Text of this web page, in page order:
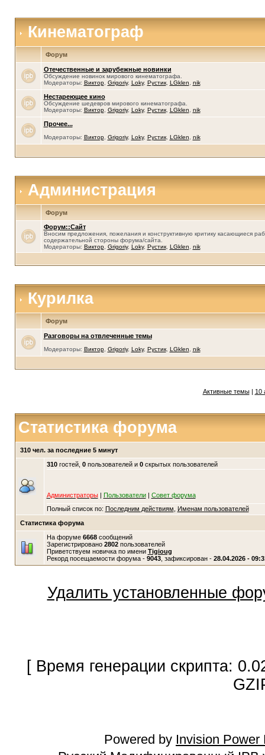
Кинематограф
Форум
Отечественные и зарубежные новинки
Обсуждение новинок мирового кинематографа.
Модераторы: Виктор, Grigoriy, Loky, Рустик, LGklen nik
Нестареющее кино
Обсуждение шедевров мирового кинематографа.
Модераторы: Виктор, Grigoriy, Loky, Рустик, LGklen nik
Прочее...
Модераторы: Виктор, Grigoriy, Loky, Рустик, LGklen nik
Администрация
Форум
Форум::Сайт
Вносим предложения, пожелания и конструктивную критику касающиеся
содержательной стороны форума/сайта.
Модераторы: Виктор, Grigoriy, Loky, Рустик, LGklen nik
Курилка
Форум
Разговоры на отвлеченные темы
Модераторы: Виктор, Grigoriy, Loky, Рустик, LGklen nik
Активные темы| 10
Статистика форума
310 чел. за последние 5 минут
310гостей, 0пользователей и 0скрытых пользователей
Администраторы| Пользователи| Совет форума
Полный список по: Последним действиям
Именам пользователей
Статистика форума
На форуме 6668сообщений
Зарегистрировано 2802пользователей
Приветствуем новичка по имени Tigioug
Рекорд посещаемости форума - 9043, зафиксирован - 28.04.2026 -
Удалить установленные
[ Время генерации скрипта:
Powered by Invision Power